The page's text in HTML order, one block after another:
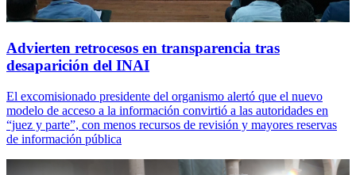
Advierten retrocesos en transparencia tras
desaparición del INAI
El excomisionado presidente del organismo alertó que el nuevo
modelo de acceso a la información convirtió a las autoridades en
“juez y parte”, con menos recursos de revisión y mayores reservas
de información pública